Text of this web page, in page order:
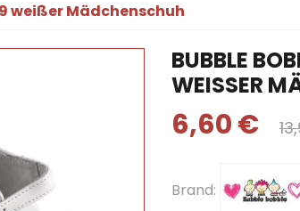
weißer Mädchenschuh
BUBBLE
WEISSER
6,60 €
Brand: